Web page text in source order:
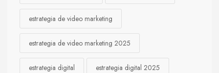
estrategia de video marketing
estrategia de video marketing 2025
estrategia digital estrategia digital 2025